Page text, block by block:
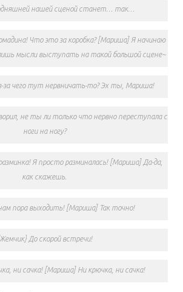
нашей сценой станет… так…
Что это за коробка? [Мариша] Я начинаю
мысли выступать на такой большой сцене~
за чего тут нервничать-то? Эх ты, Мариша!
не ты ли только что нервно переступала с
ноги на ногу?
Я просто разминалась! [Мариша] Да-да,
как скажешь.
пора выходить! [Мариша] Так точно!
До скорой встречи!
ни сачка! [Мариша] Ни крючка, ни сачка!